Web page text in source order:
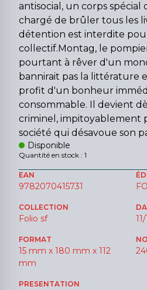
antisocial, un corps spécial
chargé de brûler tous les
détention est interdite
collectif.Montag, le
pourtant à rêver d'un
bannirait pas la littérature
profit d'un bonheur
consommable. Il devient
criminel, impitoyablement
société qui désavoue son
Disponible
Quantité en stock : 1
EAN
9782070415731
COLLECTION
Folio sf
FORMAT
15 mm x 180 mm x 112
mm
PRESENTATION